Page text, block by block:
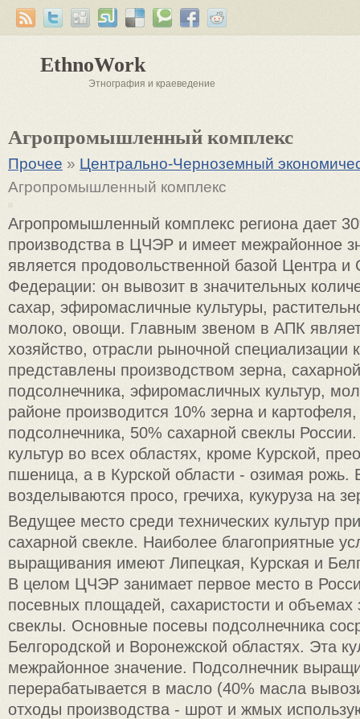
EthnoWork
Этнография и краеведение
Агропромышленный комплекс
Прочее » Центрально-Черноземный
Агропромышленный комплекс
Агропромышленный комплекс региона дает
производства в ЦЧЭР и имеет межрайонное
является продовольственной базой Центра и
Федерации: он вывозит в значительных
сахар, эфиромасличные культуры,
молоко, овощи. Главным звеном в АПК
хозяйство, отрасли рыночной специализации
представлены производством зерна,
подсолнечника, эфиромасличных культур,
районе производится 10% зерна и
подсолнечника, 50% сахарной свеклы
культур во всех областях, кроме Курской,
пшеница, а в Курской области - озимая рожь.
возделываются просо, гречиха, кукуруза на
Ведущее место среди технических культур
сахарной свекле. Наиболее благоприятные
выращивания имеют Липецкая, Курская и
В целом ЦЧЭР занимает первое место в
посевных площадей, сахаристости и объемах
свеклы. Основные посевы подсолнечника
Белгородской и Воронежской областях. Эта
межрайонное значение. Подсолнечник
перерабатывается в масло (40% масла
отходы производства - шрот и жмых